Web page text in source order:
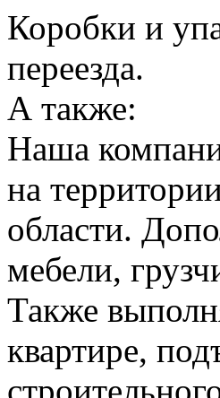
Коробки и
переезда.
А также:
Наша
на
области.
мебели,
Также
квартире,